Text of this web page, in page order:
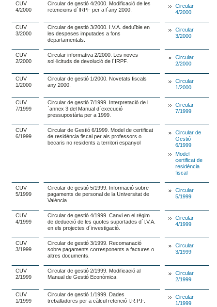
CUV
4/2000
Circular de gestió 4/2000. Modificació de les
retencions d´IRPF per a l´any 2000.
Circular
4/2000
CUV
3/2000
Circular de gestió 3/2000. I.V.A. deduïble en
les despeses imputades a fons
departamentals.
Circular
3/2000
CUV
2/2000
Circular informativa 2/2000. Les noves
sol·licituds de devolució de l´IRPF.
Circular
2/2000
CUV
1/2000
Circular de gestió 1/2000. Novetats fiscals
any 2000.
Circular
1/2000
CUV
7/1999
Circular de gestió 7/1999. Interpretació de l
´annex 3 del Manual d´execució
pressupostària per a 1999.
Circular
7/1999
CUV
6/1999
Circular de Gestió 6/1999. Model de certificat
de residència fiscal per als professors o
becaris no residents a territori espanyol
Circular de
Gestió
6/1999
Model
certificat de
residència
fiscal
CUV
5/1999
Circular de gestió 5/1999. Informació sobre
pagaments de personal de la Universitat de
València.
Circular
5/1999
CUV
4/1999
Circular de gestió 4/1999. Canvi en el règim
de deducció de les quotes suportades d´I.V.A.
en els projectes d´investigació.
Circular
4/1999
CUV
3/1999
Circular de gestió 3/1999. Recomanació
sobre pagaments corresponents a factures o
altres documents.
Circular
3/1999
CUV
2/1999
Circular de gestió 2/1999. Modificació al
Manual de Gestió Econòmica.
Circular
2/1999
CUV
1/1999
Circular de gestió 1/1999. Dades
treballadores per a càlcul retenció I.R.P.F.
Circular
1/1999